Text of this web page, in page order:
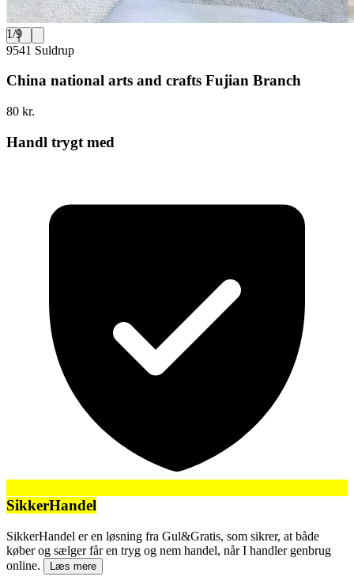
1/9
9541 Suldrup
China national arts and crafts Fujian Branch
80 kr.
Handl trygt med
SikkerHandel
SikkerHandel er en løsning fra Gul&Gratis, som sikrer, at både
køber og sælger får en tryg og nem handel, når I handler genbrug
online.
Læs mere